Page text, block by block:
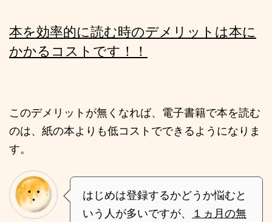
本を効率的に読む時のデメリットは本に
かかるコストです！！
このデメリットが無くなれば、電子書籍で本を読む
のは、紙の本よりも低コストでできるようになりま
す。
はじめは登録するかどうか悩むと
いう人が多いですが、
１ヵ月の無